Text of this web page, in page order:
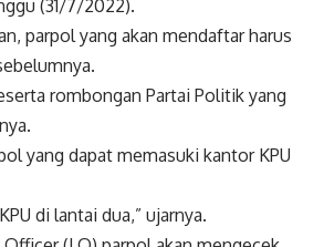
(31/7/2022).
parpol yang akan mendaftar harus
rombongan Partai Politik yang
yang dapat memasuki kantor KPU
di lantai dua,” ujarnya.